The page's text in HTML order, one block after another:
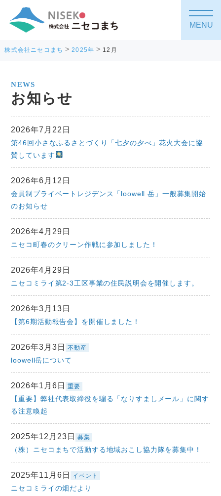
MENU
株式会社ニセコまち >2025年 > 12月
NEWS
お知らせ
2026年7月22日
第46回小さなふるさとづくり「七夕の夕べ」花火大会に協
賛しています
2026年6月12日
会員制プライベートレジデンス「loowell 岳」一般募集開始
のお知らせ
2026年4月29日
ニセコ町春のクリーン作戦に参加しました！
2026年4月29日
ニセコミライ第2-3工区事業の住民説明会を開催します。
2026年3月13日
【第6期活動報告会】を開催しました！
2026年3月3日 不動産
loowell岳について
2026年1月6日 重要
【重要】弊社代表取締役を騙る「なりすましメール」に関す
る注意喚起
2025年12月23日 募集
（株）ニセコまちで活動する地域おこし協力隊を募集中！
2025年11月6日 イベント
ニセコミライの畑だより